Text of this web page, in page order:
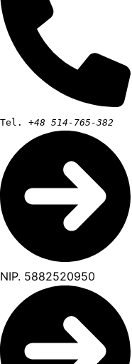
Tel. +48 514-765-382
NIP. 5882520950